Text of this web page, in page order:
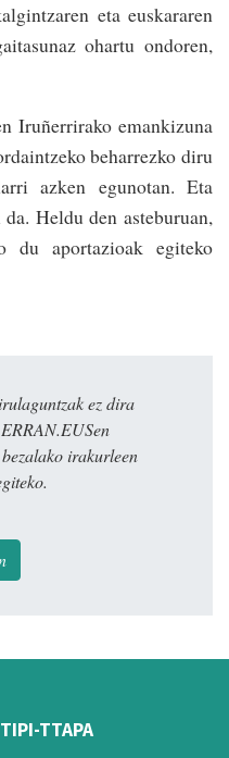
eta euskararen
ohartu ondoren,
Iruñerrirako emankizuna
beharrezko diru
azken egunotan. Eta
Heldu den asteburuan,
du aportazioak egiteko
ez dira
irakurleen
TTAPA